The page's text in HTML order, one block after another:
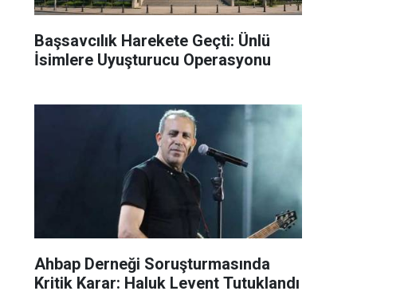
Başsavcılık Harekete Geçti: Ünlü
İsimlere Uyuşturucu Operasyonu
Ahbap Derneği Soruşturmasında
Kritik Karar: Haluk Levent Tutuklandı